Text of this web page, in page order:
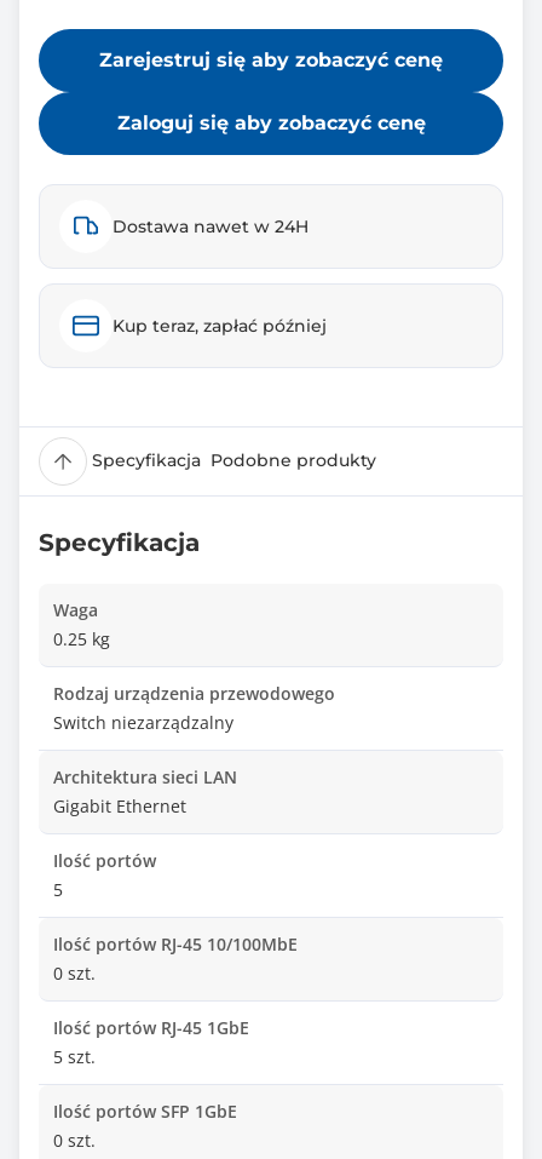
Zarejestruj się aby zobaczyć cenę
Zaloguj się aby zobaczyć cenę
Dostawa nawet w 24H
Kup teraz, zapłać później
Specyfikacja Podobne produkty
Specyfikacja
Waga
0.25 kg
Rodzaj urządzenia przewodowego
Switch niezarządzalny
Architektura sieci LAN
Gigabit Ethernet
Ilość portów
5
Ilość portów RJ-45 10/100MbE
0 szt.
Ilość portów RJ-45 1GbE
5 szt.
Ilość portów SFP 1GbE
0 szt.